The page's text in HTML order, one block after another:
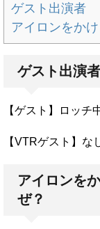
ゲスト出演者
アイロンをか
ゲスト出演者
【ゲスト】ロッチ
【VTRゲスト】な
アイロンを
ぜ？